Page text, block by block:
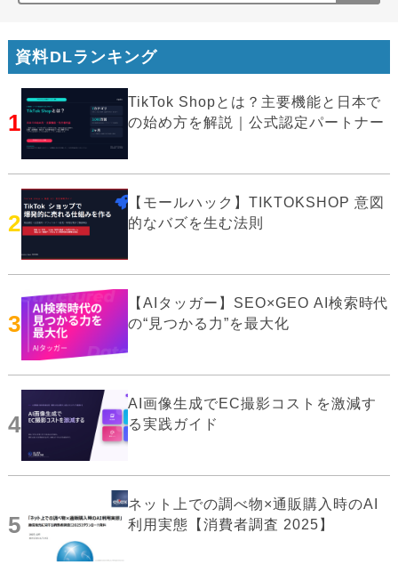
資料DLランキング
1
TikTok Shopとは？主要機能と日本で
の始め方を解説｜公式認定パートナー
2
【モールハック】TIKTOKSHOP 意図
的なバズを生む法則
3
【AIタッガー】SEO×GEO AI検索時代
の“見つかる力”を最大化
4
AI画像生成でEC撮影コストを激減す
る実践ガイド
5
ネット上での調べ物×通販購入時のAI
利用実態【消費者調査 2025】